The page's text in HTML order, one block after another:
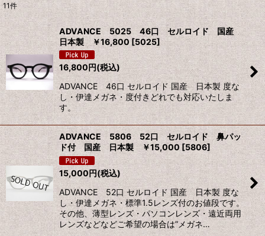
表示数:
並び順 :
絞り込む
11件
ADVANCE 5025 46口 セルロイド 国産
日本製 ￥16,800 [5025]
16,800円(税込)
ADVANCE 46口 セルロイド 国産 日本製 度な
し・伊達メガネ・度付きどれでも対応いたしま
す。
ADVANCE 5806 52口 セルロイド 鼻パッ
ド付 国産 日本製 ￥15,000 [5806]
15,000円(税込)
ADVANCE 52口 セルロイド 国産 日本製 度な
し・伊達メガネ・標準1.5レンズ付のお値段です。
その他、薄型レンズ・パソコンレンズ・遠近両用
レンズなどなどご希望の場合は”メガネ…